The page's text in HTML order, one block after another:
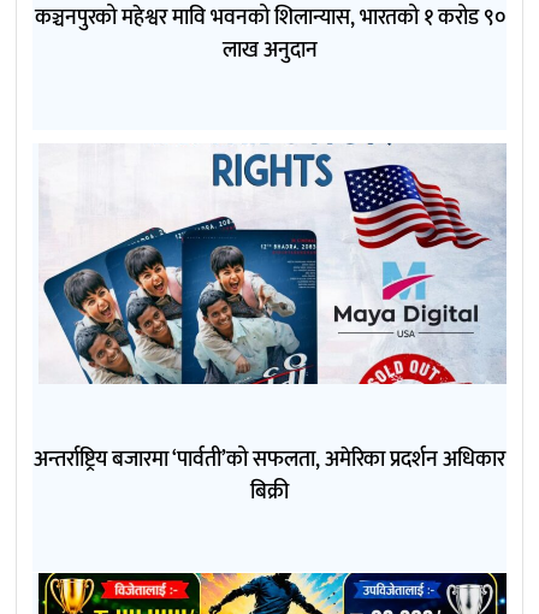
कञ्चनपुरको महेश्वर मावि भवनको शिलान्यास, भारतको १ करोड ९०
लाख अनुदान
अन्तर्राष्ट्रिय बजारमा ‘पार्वती’को सफलता, अमेरिका प्रदर्शन अधिकार
बिक्री